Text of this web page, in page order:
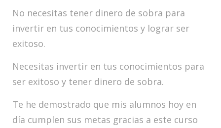
No necesitas tener dinero de sobra para
invertir en tus conocimientos y lograr ser
exitoso.
Necesitas invertir en tus conocimientos para
ser exitoso y tener dinero de sobra.
Te he demostrado que mis alumnos hoy en
día cumplen sus metas gracias a este curso